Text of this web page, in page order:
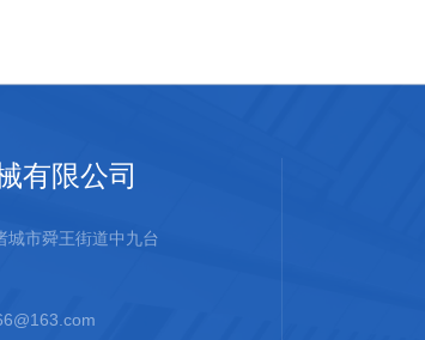
有限公司
城市舜王街道中九台